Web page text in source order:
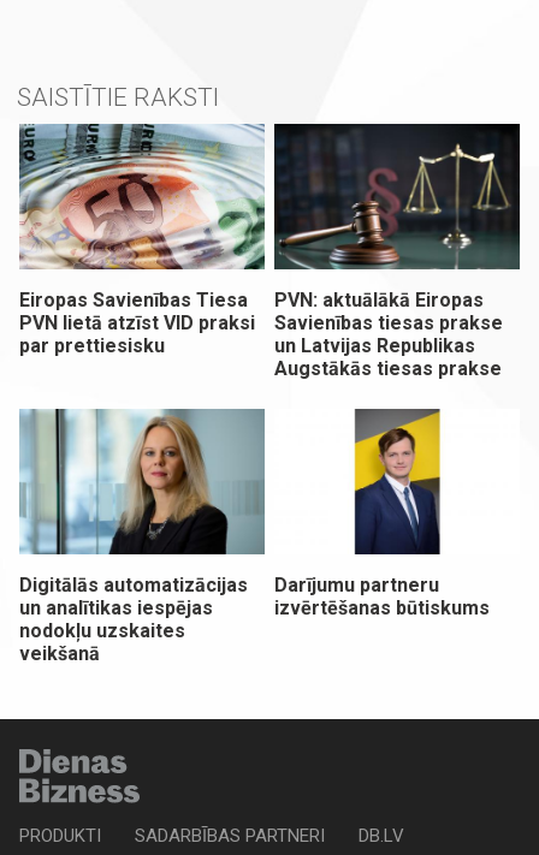
SAISTĪTIE RAKSTI
Eiropas Savienības Tiesa
PVN lietā atzīst VID praksi
par prettiesisku
PVN: aktuālākā Eiropas
Savienības tiesas prakse
un Latvijas Republikas
Augstākās tiesas prakse
Digitālās automatizācijas
un analītikas iespējas
nodokļu uzskaites
veikšanā
Darījumu partneru
izvērtēšanas būtiskums
PRODUKTI SADARBĪBAS PARTNERI DB.LV